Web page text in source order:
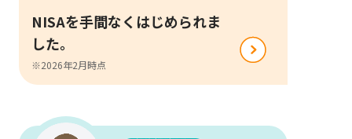
NISAを手間なくはじめられま
した。
※2026年2月時点